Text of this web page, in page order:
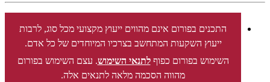
התכנים בפורום אינם מהווים ייעוץ מקצועי מכל סוג, לרבות
ייעוץ השקעות המתחשב בצרכיו המיוחדים של כל אדם.
השימוש בפורום כפוףלתנאי השימוש. עצם השימוש בפורום
מהווה הסכמה מלאה לתנאים אלה.